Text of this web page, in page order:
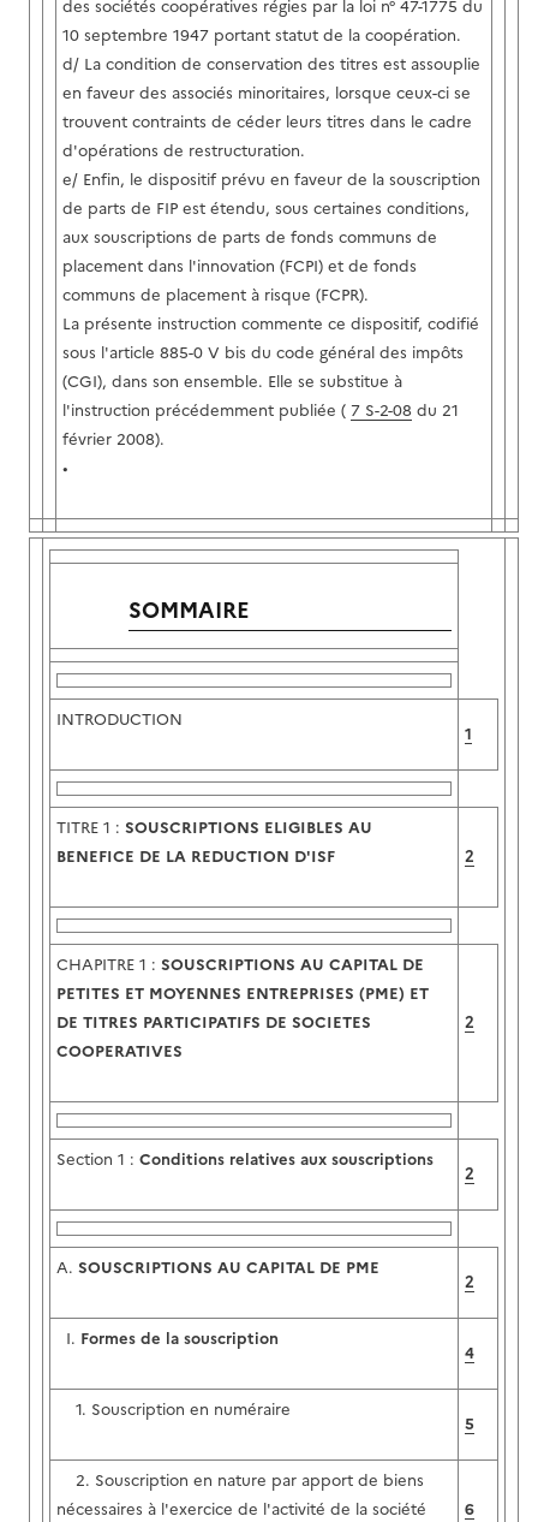
des sociétés coopératives régies par la loi n° 47-1775 du
10 septembre 1947 portant statut de la coopération.
d/ La condition de conservation des titres est assouplie
en faveur des associés minoritaires, lorsque ceux-ci se
trouvent contraints de céder leurs titres dans le cadre
d'opérations de restructuration.
e/ Enfin, le dispositif prévu en faveur de la souscription
de parts de FIP est étendu, sous certaines conditions,
aux souscriptions de parts de fonds communs de
placement dans l'innovation (FCPI) et de fonds
communs de placement à risque (FCPR).
La présente instruction commente ce dispositif, codifié
sous l'article 885-0 V bis du code général des impôts
(CGI), dans son ensemble. Elle se substitue à
l'instruction précédemment publiée ( 7 S-2-08 du 21
février 2008).
•
SOMMAIRE
INTRODUCTION
1
TITRE 1 : SOUSCRIPTIONS ELIGIBLES AU
BENEFICE DE LA REDUCTION D'ISF
2
CHAPITRE 1 : SOUSCRIPTIONS AU CAPITAL DE
PETITES ET MOYENNES ENTREPRISES (PME) ET
DE TITRES PARTICIPATIFS DE SOCIETES
COOPERATIVES
2
Section 1 : Conditions relatives aux souscriptions
2
A. SOUSCRIPTIONS AU CAPITAL DE PME
2
I. Formes de la souscription
4
1. Souscription en numéraire
5
2. Souscription en nature par apport de biens
nécessaires à l'exercice de l'activité de la société
6